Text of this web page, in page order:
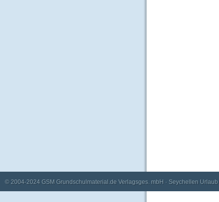
© 2004-2024 GSM Grundschulmaterial.de Verlagsges. mbH · Seychellen Urlaub